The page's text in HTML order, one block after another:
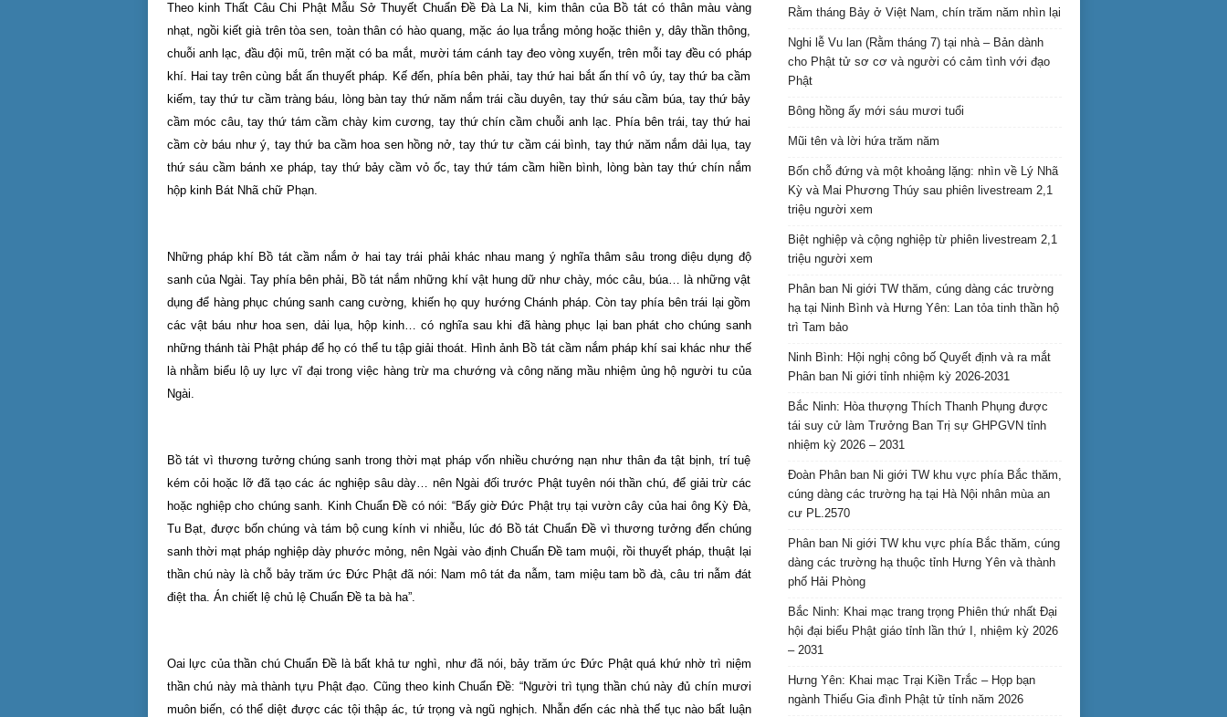
Theo kinh Thất Câu Chi Phật Mẫu Sở Thuyết Chuẩn Đề Đà La Ni, kim thân của Bồ tát có thân màu vàng
nhạt, ngồi kiết già trên tòa sen, toàn thân có hào quang, mặc áo lụa trắng mỏng hoặc thiên y, dây thần thông,
chuỗi anh lạc, đầu đội mũ, trên mặt có ba mắt, mười tám cánh tay đeo vòng xuyến, trên mỗi tay đều có pháp
khí. Hai tay trên cùng bắt ấn thuyết pháp. Kế đến, phía bên phải, tay thứ hai bắt ấn thí vô úy, tay thứ ba cầm
kiếm, tay thứ tư cầm tràng báu, lòng bàn tay thứ năm nắm trái cầu duyên, tay thứ sáu cầm búa, tay thứ bảy
cầm móc câu, tay thứ tám cầm chày kim cương, tay thứ chín cầm chuỗi anh lạc. Phía bên trái, tay thứ hai
cầm cờ báu như ý, tay thứ ba cầm hoa sen hồng nở, tay thứ tư cầm cái bình, tay thứ năm nắm dải lụa, tay
thứ sáu cầm bánh xe pháp, tay thứ bảy cầm vỏ ốc, tay thứ tám cầm hiền bình, lòng bàn tay thứ chín nắm
hộp kinh Bát Nhã chữ Phạn.
Những pháp khí Bồ tát cầm nắm ở hai tay trái phải khác nhau mang ý nghĩa thâm sâu trong diệu dụng độ
sanh của Ngài. Tay phía bên phải, Bồ tát nắm những khí vật hung dữ như chày, móc câu, búa… là những vật
dụng để hàng phục chúng sanh cang cường, khiến họ quy hướng Chánh pháp. Còn tay phía bên trái lại gồm
các vật báu như hoa sen, dải lụa, hộp kinh… có nghĩa sau khi đã hàng phục lại ban phát cho chúng sanh
những thánh tài Phật pháp để họ có thể tu tập giải thoát. Hình ảnh Bồ tát cầm nắm pháp khí sai khác như thế
là nhằm biểu lộ uy lực vĩ đại trong việc hàng trừ ma chướng và công năng mầu nhiệm ủng hộ người tu của
Ngài.
Bồ tát vì thương tưởng chúng sanh trong thời mạt pháp vốn nhiều chướng nạn như thân đa tật bịnh, trí tuệ
kém cỏi hoặc lỡ đã tạo các ác nghiệp sâu dày… nên Ngài đối trước Phật tuyên nói thần chú, để giải trừ các
hoặc nghiệp cho chúng sanh. Kinh Chuẩn Đề có nói: “Bấy giờ Đức Phật trụ tại vườn cây của hai ông Kỳ Đà,
Tu Bạt, được bốn chúng và tám bộ cung kính vi nhiễu, lúc đó Bồ tát Chuẩn Đề vì thương tưởng đến chúng
sanh thời mạt pháp nghiệp dày phước mỏng, nên Ngài vào định Chuẩn Đề tam muội, rồi thuyết pháp, thuật lại
thần chú này là chỗ bảy trăm ức Đức Phật đã nói: Nam mô tát đa nẫm, tam miệu tam bồ đà, câu tri nẫm đát
điệt tha. Án chiết lệ chủ lệ Chuẩn Đề ta bà ha”.
Oai lực của thần chú Chuẩn Đề là bất khả tư nghì, như đã nói, bảy trăm ức Đức Phật quá khứ nhờ trì niệm
thần chú này mà thành tựu Phật đạo. Cũng theo kinh Chuẩn Đề: “Người trì tụng thần chú này đủ chín mươi
muôn biến, có thể diệt được các tội thập ác, tứ trọng và ngũ nghịch. Nhẫn đến các nhà thế tục nào bất luận
Rằm tháng Bảy ở Việt Nam, chín trăm năm nhìn lại
Nghi lễ Vu lan (Rằm tháng 7) tại nhà – Bản dành
cho Phật tử sơ cơ và người có cảm tình với đạo
Phật
Bông hồng ấy mới sáu mươi tuổi
Mũi tên và lời hứa trăm năm
Bốn chỗ đứng và một khoảng lặng: nhìn về Lý Nhã
Kỳ và Mai Phương Thúy sau phiên livestream 2,1
triệu người xem
Biệt nghiệp và cộng nghiệp từ phiên livestream 2,1
triệu người xem
Phân ban Ni giới TW thăm, cúng dàng các trường
hạ tại Ninh Bình và Hưng Yên: Lan tỏa tinh thần hộ
trì Tam bảo
Ninh Bình: Hội nghị công bố Quyết định và ra mắt
Phân ban Ni giới tỉnh nhiệm kỳ 2026-2031
Bắc Ninh: Hòa thượng Thích Thanh Phụng được
tái suy cử làm Trưởng Ban Trị sự GHPGVN tỉnh
nhiệm kỳ 2026 – 2031
Đoàn Phân ban Ni giới TW khu vực phía Bắc thăm,
cúng dàng các trường hạ tại Hà Nội nhân mùa an
cư PL.2570
Phân ban Ni giới TW khu vực phía Bắc thăm, cúng
dàng các trường hạ thuộc tỉnh Hưng Yên và thành
phố Hải Phòng
Bắc Ninh: Khai mạc trang trọng Phiên thứ nhất Đại
hội đại biểu Phật giáo tỉnh lần thứ I, nhiệm kỳ 2026
– 2031
Hưng Yên: Khai mạc Trại Kiền Trắc – Họp bạn
ngành Thiếu Gia đình Phật tử tỉnh năm 2026